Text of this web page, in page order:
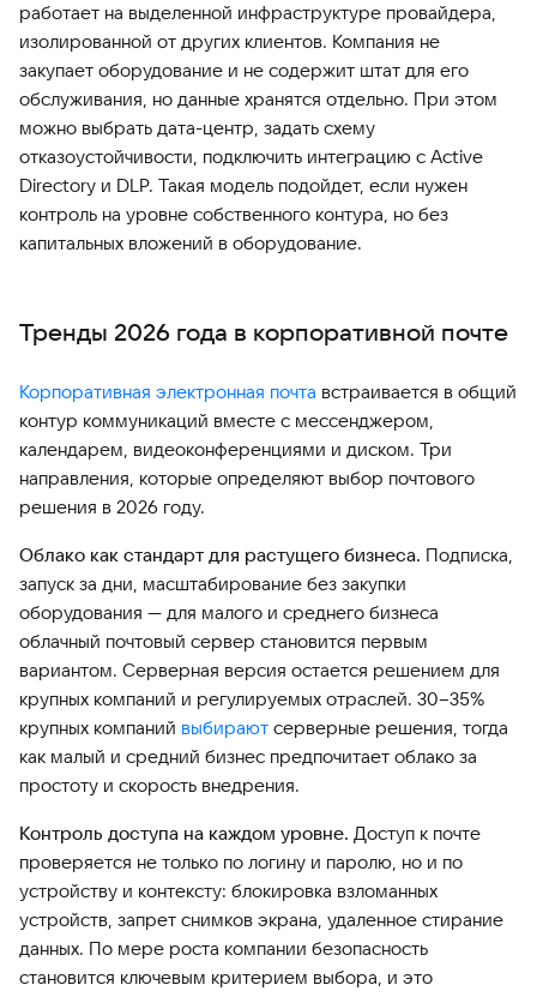
работает на выделенной инфраструктуре провайдера,
изолированной от других клиентов. Компания не
закупает оборудование и не содержит штат для его
обслуживания, но данные хранятся отдельно. При этом
можно выбрать дата-центр, задать схему
отказоустойчивости, подключить интеграцию с Active
Directory и DLP. Такая модель подойдет, если нужен
контроль на уровне собственного контура, но без
капитальных вложений в оборудование.
Тренды 2026 года в корпоративной почте
Корпоративная электронная почта встраивается в общий
контур коммуникаций вместе с мессенджером,
календарем, видеоконференциями и диском. Три
направления, которые определяют выбор почтового
решения в 2026 году.
Облако как стандарт для растущего бизнеса. Подписка,
запуск за дни, масштабирование без закупки
оборудования — для малого и среднего бизнеса
облачный почтовый сервер становится первым
вариантом. Серверная версия остается решением для
крупных компаний и регулируемых отраслей. 30–35%
крупных компаний выбирают серверные решения, тогда
как малый и средний бизнес предпочитает облако за
простоту и скорость внедрения.
Контроль доступа на каждом уровне. Доступ к почте
проверяется не только по логину и паролю, но и по
устройству и контексту: блокировка взломанных
устройств, запрет снимков экрана, удаленное стирание
данных. По мере роста компании безопасность
становится ключевым критерием выбора, и это